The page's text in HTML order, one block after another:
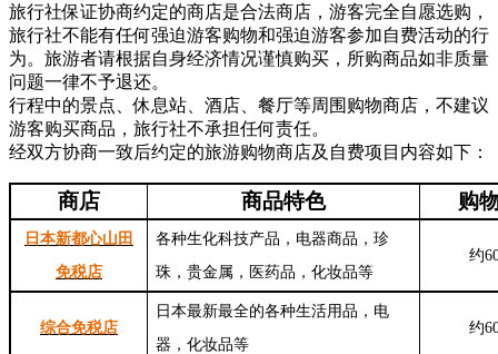
旅行社保证协商约定的商店是合法商店，游客完全自愿选购，
旅行社不能有任何强迫游客购物和强迫游客参加自费活动的行
为。旅游者请根据自身经济情况谨慎购买，所购商品如非质量
问题一律不予退还。
行程中的景点、休息站、酒店、餐厅等周围购物商店，不建议
游客购买商品，旅行社不承担任何责任。
经双方协商一致后约定的旅游购物商店及自费项目内容如下：
商店 商品特色 购
日本新都心山田
免税店
各种生化科技产品，电器商品，珍
珠，贵金属，医药品，化妆品等
约
综合免税店
日本最新最全的各种生活用品，电
器，化妆品等
约